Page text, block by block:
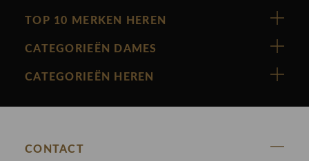
TOP 10 MERKEN HEREN
Vanguard
Cast Iron
CATEGORIEËN DAMES
Nieuw binnen
Blouses
CATEGORIEËN HEREN
Broeken
CONTACT